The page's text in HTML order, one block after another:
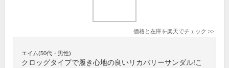
価格と在庫を楽天でチェック >>
エイム(50代・男性)
クロッグタイプで履き心地の良いリカバリーサンダル!こ